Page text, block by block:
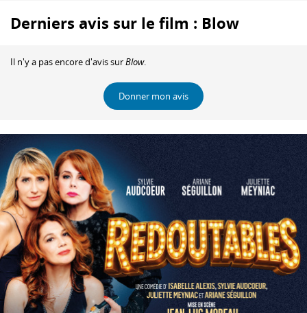
Derniers avis sur le film : Blow
Il n'y a pas encore d'avis surBlow.
Donner mon avis